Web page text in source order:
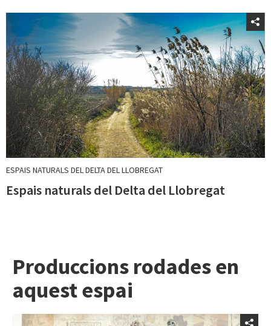
ESPAIS NATURALS DEL DELTA DEL LLOBREGAT
Espais naturals del Delta del Llobregat
Produccions rodades en
aquest espai